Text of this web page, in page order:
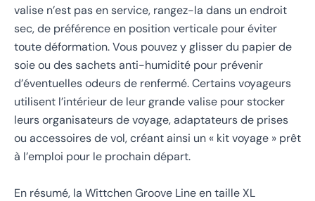
valise n’est pas en service, rangez-la dans un endroit
sec, de préférence en position verticale pour éviter
toute déformation. Vous pouvez y glisser du papier de
soie ou des sachets anti-humidité pour prévenir
d’éventuelles odeurs de renfermé. Certains voyageurs
utilisent l’intérieur de leur grande valise pour stocker
leurs organisateurs de voyage, adaptateurs de prises
ou accessoires de vol, créant ainsi un « kit voyage » prêt
à l’emploi pour le prochain départ.
En résumé, la Wittchen Groove Line en taille XL